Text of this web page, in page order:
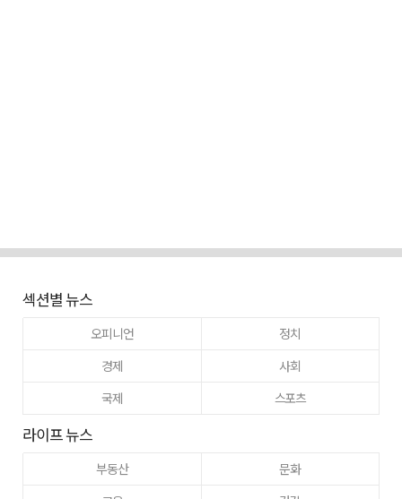
섹션별 뉴스
오피니언
정치
경제
사회
국제
스포츠
라이프 뉴스
부동산
문화